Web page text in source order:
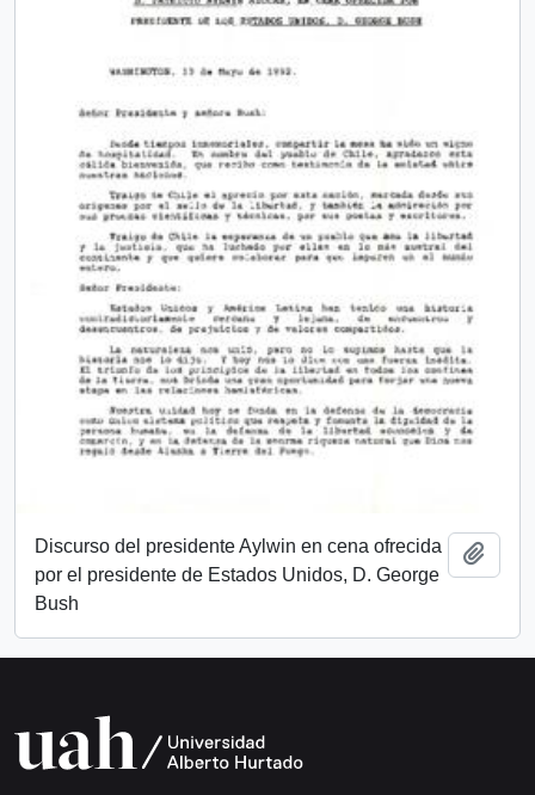
Discurso del presidente Aylwin en cena ofrecida
por el presidente de Estados Unidos, D. George
Bush